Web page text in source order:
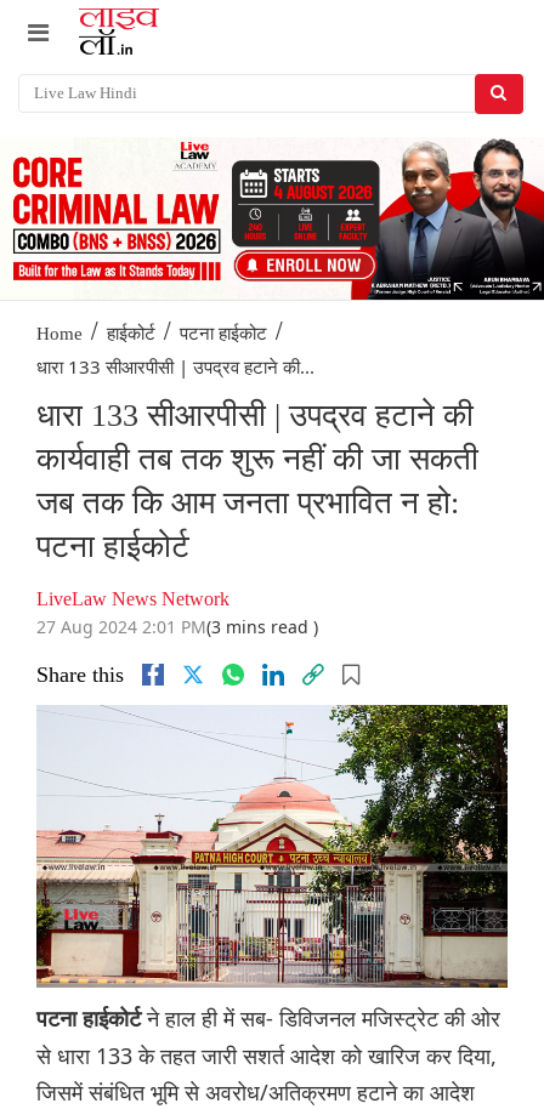
Home / हाईकोर्ट / पटना हाईकोट /
धारा 133 सीआरपीसी | उपद्रव हटाने की...
धारा 133 सीआरपीसी | उपद्रव हटाने की
कार्यवाही तब तक शुरू नहीं की जा सकती
जब तक कि आम जनता प्रभावित न हो:
पटना हाईकोर्ट
LiveLaw News Network
27 Aug 2024 2:01 PM(3 mins read )
Share this
पटना हाईकोर्टने हाल ही में सब‌- डिविजनल मजिस्ट्रेट की ओर
से धारा 133 के तहत जारी सशर्त आदेश को खारिज कर दिया,
जिसमें संबंधित भूमि से अवरोध/अतिक्रमण हटाने का आदेश